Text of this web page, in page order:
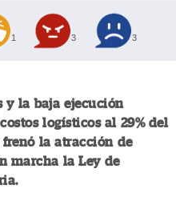
1 3 3
y la baja ejecución
logísticos al 29% del
la atracción de
marcha la Ley de